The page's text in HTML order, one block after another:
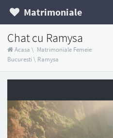
Matrimoniale
Chat cu Ramysa
Acasa \ Matrimoniale Femeie
Bucuresti \ Ramysa